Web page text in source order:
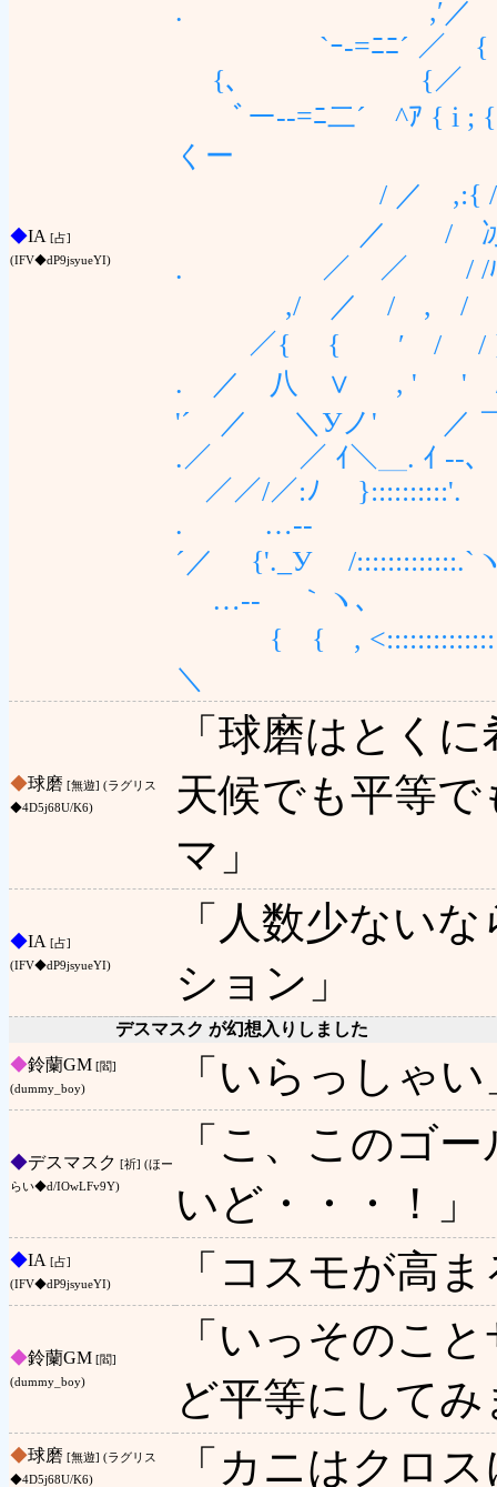
◆IA [占]
(IFV◆dP9jsyueYI)
. ,′／ //
`ｰ-=ﾆﾆ´ ／ {
{､ {／ r‐{
ﾞー--=ﾆ二´ ^ｱ {
くー
/ ／ ,:{ //{ 弋
／ / 冰{{
. ／ ／ / /
,/ ／ / , / ∧
／{ { ′ / / } }
. ／ 八 ∨ , ' ' /ﾆ
'´ ／ ＼Уノ' ／
.／ ／ ｲ＼＿. ｲ
／／/／:ﾉ
. …‐-
´／ {'._У /
…‐- ｀ヽ､
{ { ,
＼ ｀
◆球磨 [無遊] (ラグリス
◆4D5j68U/K6)
「球磨はとく
天候でも平等
マ」
◆IA [占]
(IFV◆dP9jsyueYI)
「人数少ない
ション」
デスマスク が幻想入りしました
◆鈴蘭GM [閻]
(dummy_boy)
「いらっしゃい
◆デスマスク [祈] (ほー
らい◆d/IOwLFv9Y)
「こ、このゴ
いど・・・！」
◆IA [占]
(IFV◆dP9jsyueYI)
「コスモが高
◆鈴蘭GM [閻]
(dummy_boy)
「いっそのこ
ど平等にして
◆球磨 [無遊] (ラグリス
◆4D5j68U/K6)
「カニはクロ